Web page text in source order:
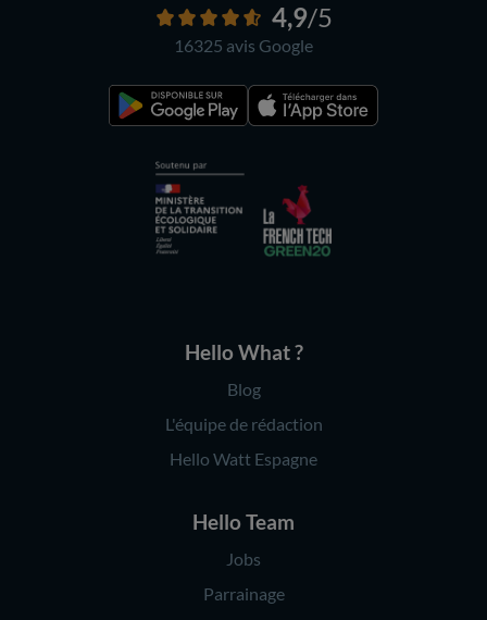
4,9/5
16325 avis Google
Hello What ?
Blog
L'équipe de rédaction
Hello Watt Espagne
Hello Team
Jobs
Parrainage